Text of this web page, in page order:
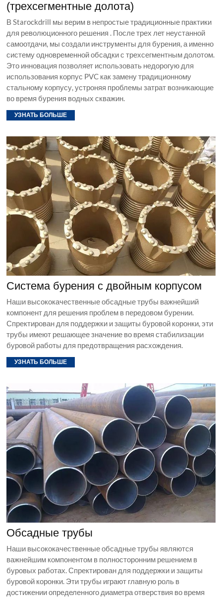
(трехсегментные долота)
В Starockdrill мы верим в непростые традиционные практики
для революционного решения . После трех лет неустанной
самоотдачи, мы создали инструменты для бурения, а именно
систему одновременной обсадки с трехсегментным долотом.
Это инновация позволяет использовать недорогую для
использования корпус PVC как замену традиционному
стальному корпусу, устроняя проблемы затрат возникающие
во время бурения водных скважин.
УЗНАТЬ БОЛЬШЕ
Система бурения с двойным корпусом
Наши высококачественные обсадные трубы важнейший
компонент для решения проблем в передовом бурении.
Спректирован для поддержки и защиты буровой коронки, эти
трубы имеют решающее значение во время стабилизации
буровой работы для предотвращения расхождения.
УЗНАТЬ БОЛЬШЕ
Обсадные трубы
Наши высококачественные обсадные трубы являются
важнейшим компонентом в полносторонним решением в
буровых работах. Спректирован для поддержки и защиты
буровой коронки. Эти трубы играют главную роль в
достижении определенного диаметра отверствия во время